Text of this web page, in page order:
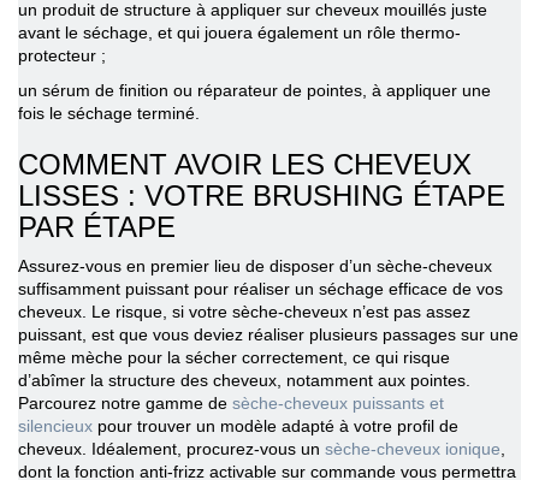
un produit de structure à appliquer sur cheveux mouillés juste
avant le séchage, et qui jouera également un rôle thermo-
protecteur ;
un sérum de finition ou réparateur de pointes, à appliquer une
fois le séchage terminé.
COMMENT AVOIR LES CHEVEUX
LISSES : VOTRE BRUSHING ÉTAPE
PAR ÉTAPE
Assurez-vous en premier lieu de disposer d’un sèche-cheveux
suffisamment puissant pour réaliser un séchage efficace de vos
cheveux. Le risque, si votre sèche-cheveux n’est pas assez
puissant, est que vous deviez réaliser plusieurs passages sur une
même mèche pour la sécher correctement, ce qui risque
d’abîmer la structure des cheveux, notamment aux pointes.
Parcourez notre gamme de sèche-cheveux puissants et
silencieux pour trouver un modèle adapté à votre profil de
cheveux. Idéalement, procurez-vous un sèche-cheveux ionique
dont la fonction anti-frizz activable sur commande vous permettra